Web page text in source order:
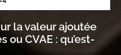
la valeur ajoutée
ou CVAE : qu’est-